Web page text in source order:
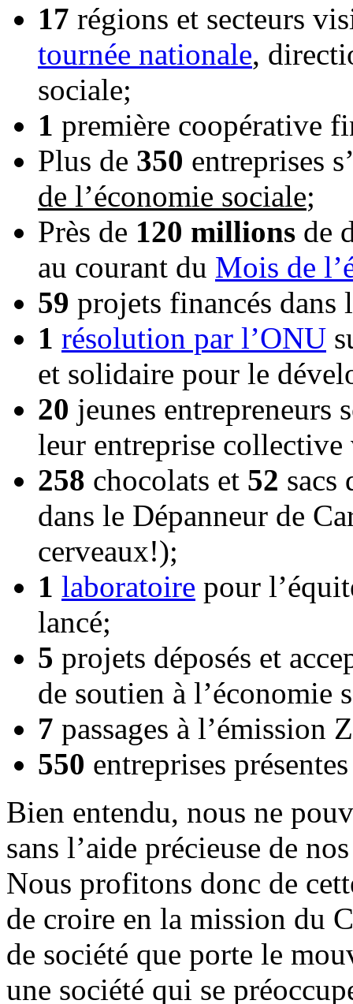
17 régions et secteurs
tournée nationale,
sociale;
1 première coopérative
Plus de 350 entreprises
de l’économie sociale;
Près de 120 millions de
au courant du Mois de
59 projets financés dans
1 résolution par l’ONU
et solidaire pour le
20 jeunes entrepreneurs
leur entreprise
258 chocolats et 52 sacs
dans le Dépanneur de
cerveaux!);
1 laboratoire pour
lancé;
5 projets déposés et
de soutien à l’économie
7 passages à l’émission
550 entreprises
Bien entendu, nous ne
sans l’aide précieuse de
Nous profitons donc de
de croire en la mission du
de société que porte le
une société qui se